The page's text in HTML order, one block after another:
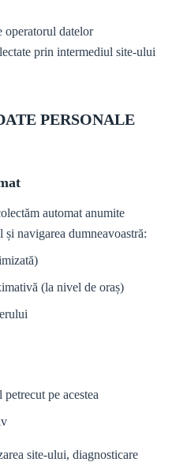
datelor
prin intermediul site-ului
PERSONALE
automat anumite
navigarea dumneavoastră:
(la nivel de oraș)
pe acestea
site-ului, diagnosticare